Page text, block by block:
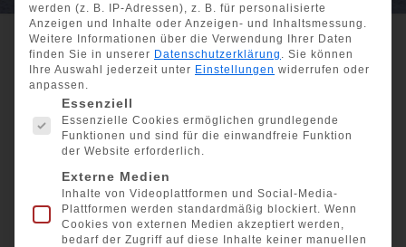
Show all
Grünpflege und neue
Wetterfahne am 21.
September 2024
werden (z. B. IP-Adressen), z. B. für personalisierte
Anzeigen und Inhalte oder Anzeigen- und Inhaltsmessung.
Weitere Informationen über die Verwendung Ihrer Daten
finden Sie in unserer Datenschutzerklärung . Sie können
Ihre Auswahl jederzeit unter Einstellungen widerrufen oder
anpassen.
Es folgt eine Liste der Service-Gruppen, für die eine
Essenziell
Essenzielle Cookies ermöglichen grundlegende
Funktionen und sind für die einwandfreie Funktion
der Website erforderlich.
Externe Medien
Inhalte von Videoplattformen und Social-Media-
Plattformen werden standardmäßig blockiert. Wenn
Cookies von externen Medien akzeptiert werden,
bedarf der Zugriff auf diese Inhalte keiner manuellen